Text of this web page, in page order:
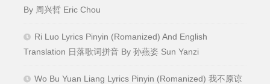
By 周兴哲 Eric Chou
Ri Luo Lyrics Pinyin (Romanized) And English
Translation 日落歌词拼音 By 孙燕姿 Sun Yanzi
Wo Bu Yuan Liang Lyrics Pinyin (Romanized) 我不原谅